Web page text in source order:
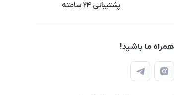
پشتیبانی ۲۴ ساعته
همراه ما باشید!